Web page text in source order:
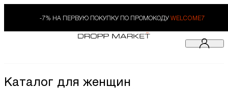
-7% НА ПЕРВУЮ ПОКУПКУ ПО ПРОМОКОДУ WELCOME7
Каталог для женщин